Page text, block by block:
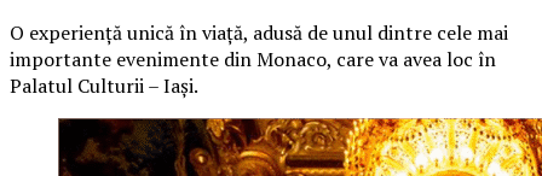
O experiență unică în viață, adusă de unul dintre cele mai
importante evenimente din Monaco, care va avea loc în
Palatul Culturii – Iași.